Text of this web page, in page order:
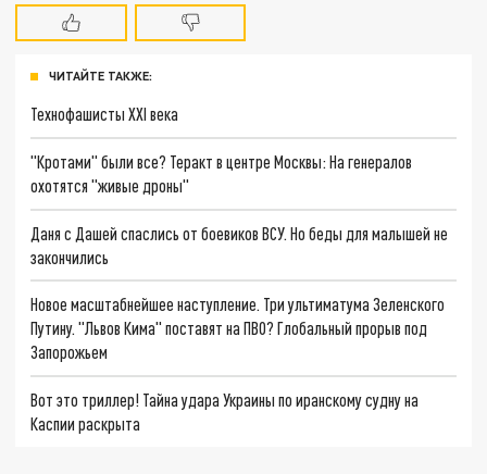
ЧИТАЙТЕ ТАКЖЕ:
Технофашисты XXI века
"Кротами" были все? Теракт в центре Москвы: На генералов
охотятся "живые дроны"
Даня с Дашей спаслись от боевиков ВСУ. Но беды для малышей не
закончились
Новое масштабнейшее наступление. Три ультиматума Зеленского
Путину. "Львов Кима" поставят на ПВО? Глобальный прорыв под
Запорожьем
Вот это триллер! Тайна удара Украины по иранскому судну на
Каспии раскрыта